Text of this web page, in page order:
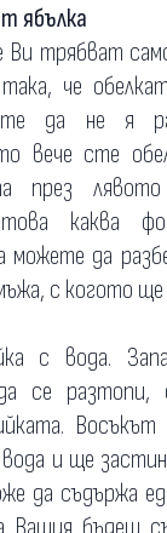
ябълка
Ви трябват
че
да не я
вече сте
през
каква
можете да
с когото
с вода.
се
и ще
да съдържа